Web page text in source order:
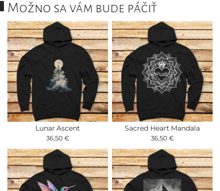
Možno sa vám bude páčiť
Lunar Ascent
36,50 €
Sacred Heart Mandala
36,50 €